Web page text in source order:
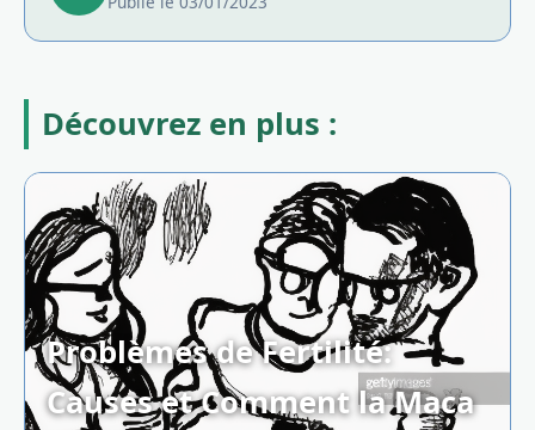
Découvrez en plus :
Problèmes de Fertilité:
Causes et Comment la Maca